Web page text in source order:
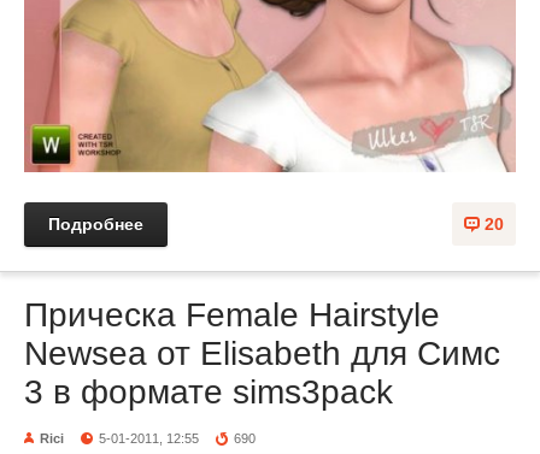
20
Подробнее
Прическа Female Hairstyle
Newsea от Elisabeth для Симс
3 в формате sims3pack
Rici 5-01-2011, 12:55 690